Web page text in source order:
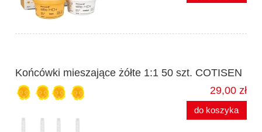
Końcówki mieszające żółte 1:1 50 szt. COTISEN
29,00 zł
do koszyka